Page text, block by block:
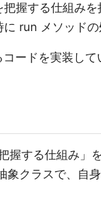
握する仕組みを
run メソッド
ードを実装して
握する仕組み」
クラスで、自